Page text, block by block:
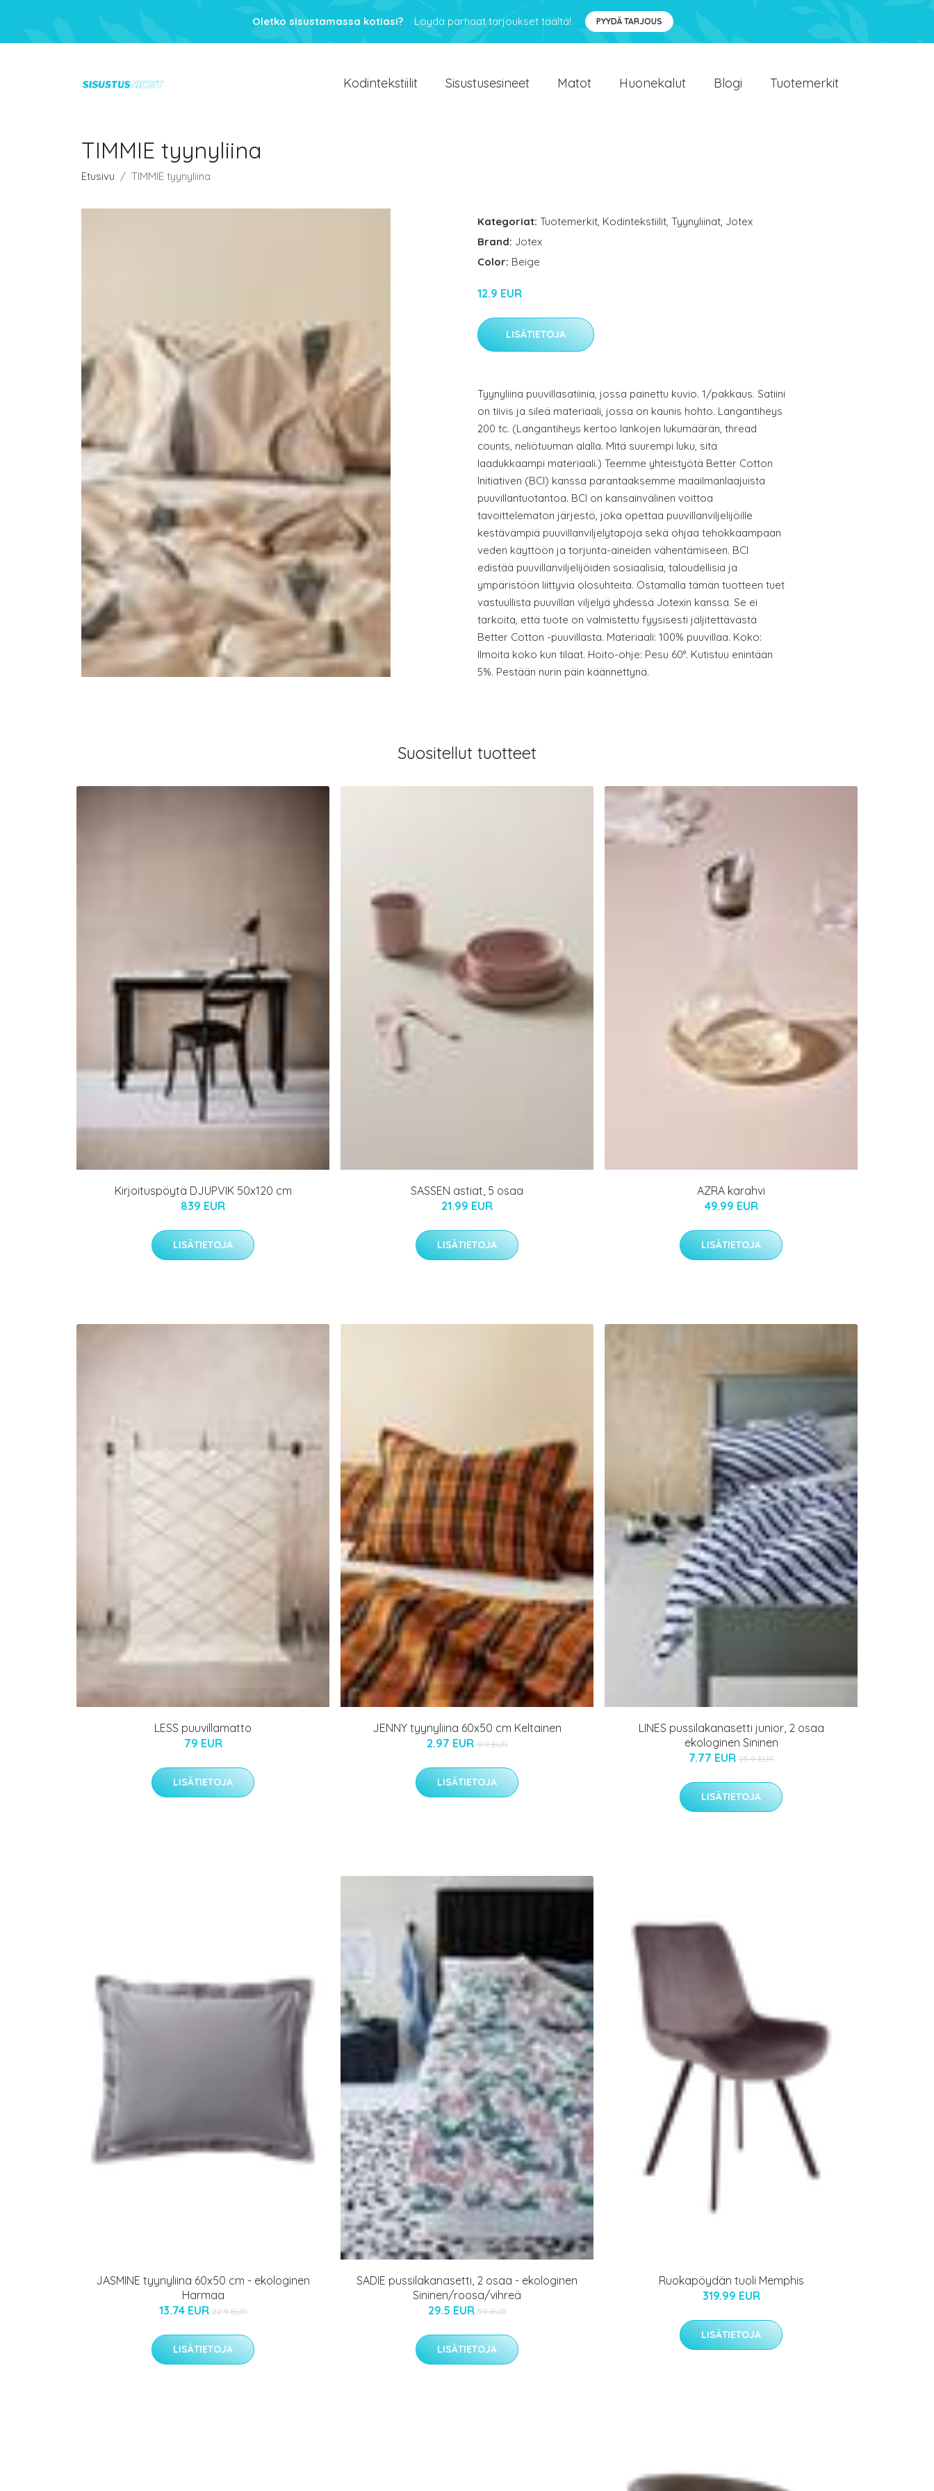
Oletko sisustamassa kotiasi? Löydä parhaat tarjoukset täältä! PYYDÄ TARJOUS
Kodintekstiilit Sisustusesineet Matot Huonekalut Blogi Tuotemerkit
TIMMIE tyynyliina
Etusivu TIMMIE tyynyliina
Kategoriat: Tuotemerkit, Kodintekstiilit, Tyynyliinat, Jotex
Brand: Jotex
Color: Beige
12.9 EUR
LISÄTIETOJA
Tyynyliina puuvillasatiinia, jossa painettu kuvio. 1/pakkaus. Satiini
on tiivis ja sileä materiaali, jossa on kaunis hohto. Langantiheys
200 tc. (Langantiheys kertoo lankojen lukumäärän, thread
counts, neliötuuman alalla. Mitä suurempi luku, sitä
laadukkaampi materiaali.) Teemme yhteistyötä Better Cotton
Initiativen (BCI) kanssa parantaaksemme maailmanlaajuista
puuvillantuotantoa. BCI on kansainvälinen voittoa
tavoittelematon järjestö, joka opettaa puuvillanviljelijöille
kestävämpiä puuvillanviljelytapoja sekä ohjaa tehokkaampaan
veden käyttöön ja torjunta-aineiden vähentämiseen. BCI
edistää puuvillanviljelijöiden sosiaalisia, taloudellisia ja
ympäristöön liittyviä olosuhteita. Ostamalla tämän tuotteen tuet
vastuullista puuvillan viljelyä yhdessä Jotexin kanssa. Se ei
tarkoita, että tuote on valmistettu fyysisesti jäljitettävästä
Better Cotton -puuvillasta. Materiaali: 100% puuvillaa. Koko:
Ilmoita koko kun tilaat. Hoito-ohje: Pesu 60°. Kutistuu enintään
5%. Pestään nurin päin käännettynä.
Suositellut tuotteet
Kirjoituspöytä DJUPVIK 50x120 cm
839 EUR
LISÄTIETOJA
SASSEN astiat, 5 osaa
21.99 EUR
LISÄTIETOJA
AZRA karahvi
49.99 EUR
LISÄTIETOJA
LESS puuvillamatto
79 EUR
LISÄTIETOJA
JENNY tyynyliina 60x50 cm Keltainen
2.97 EUR 9.9 EUR
LISÄTIETOJA
LINES pussilakanasetti junior, 2 osaa
ekologinen Sininen
7.77 EUR 25.9 EUR
LISÄTIETOJA
JASMINE tyynyliina 60x50 cm - ekologinen
Harmaa
13.74 EUR 22.9 EUR
LISÄTIETOJA
SADIE pussilakanasetti, 2 osaa - ekologinen
Sininen/roosa/vihreä
29.5 EUR 59 EUR
LISÄTIETOJA
Ruokapöydän tuoli Memphis
319.99 EUR
LISÄTIETOJA